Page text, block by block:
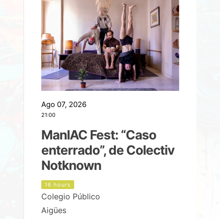
Ago 07, 2026
21:00
ManIAC Fest: “Caso
enterrado”, de Colectiv
Notknown
16 hours
Colegio Público
Aigües